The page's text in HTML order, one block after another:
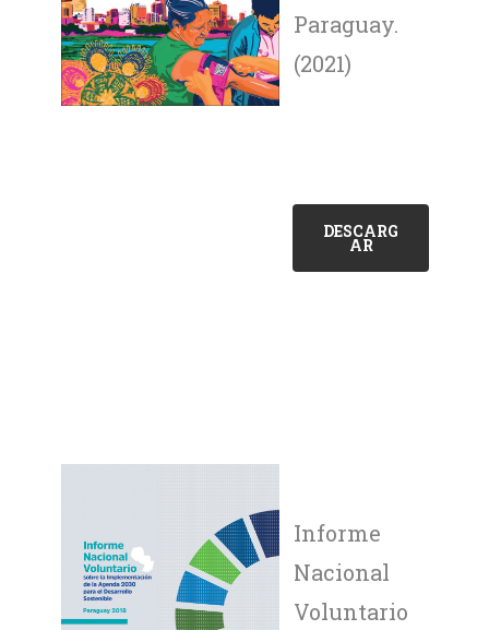
Paraguay.
(2021)
DESCARG
AR
Informe
Nacional
Voluntario